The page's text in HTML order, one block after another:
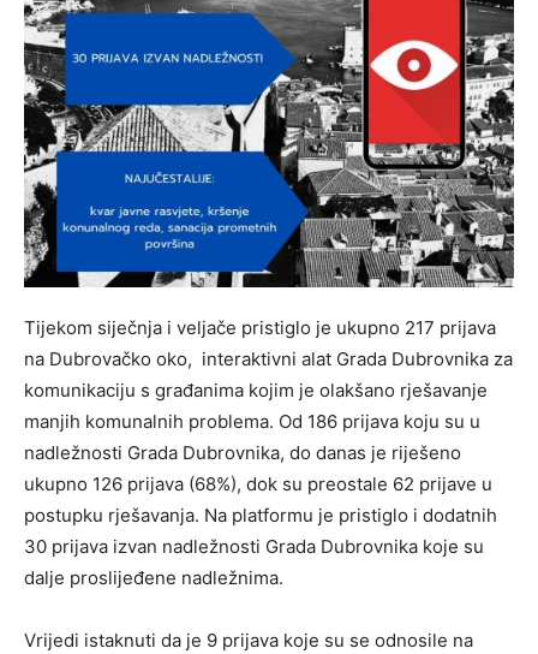
Tijekom siječnja i veljače pristiglo je ukupno 217 prijava
na Dubrovačko oko, interaktivni alat Grada Dubrovnika za
komunikaciju s građanima kojim je olakšano rješavanje
manjih komunalnih problema. Od 186 prijava koju su u
nadležnosti Grada Dubrovnika, do danas je riješeno
ukupno 126 prijava (68%), dok su preostale 62 prijave u
postupku rješavanja. Na platformu je pristiglo i dodatnih
30 prijava izvan nadležnosti Grada Dubrovnika koje su
dalje proslijeđene nadležnima.
Vrijedi istaknuti da je 9 prijava koje su se odnosile na